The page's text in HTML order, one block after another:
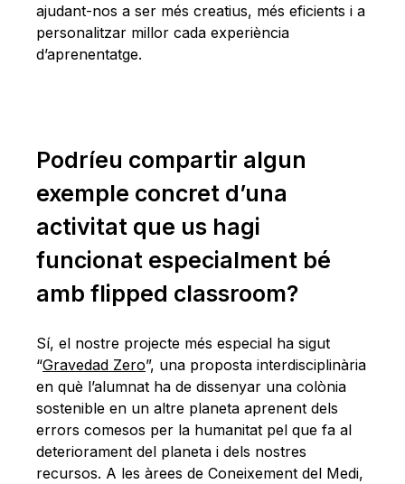
ajudant-nos a ser més creatius, més eficients i a
personalitzar millor cada experiència
d’aprenentatge.
Podríeu compartir algun
exemple concret d’una
activitat que us hagi
funcionat especialment bé
amb flipped classroom?
Sí, el nostre projecte més especial ha sigut
“Gravedad Zero”, una proposta interdisciplinària
en què l’alumnat ha de dissenyar una colònia
sostenible en un altre planeta aprenent dels
errors comesos per la humanitat pel que fa al
deteriorament del planeta i dels nostres
recursos. A les àrees de Coneixement del Medi,